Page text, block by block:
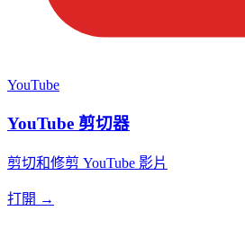
YouTube
YouTube 剪切器
剪切和修剪 YouTube 影片
打開 →